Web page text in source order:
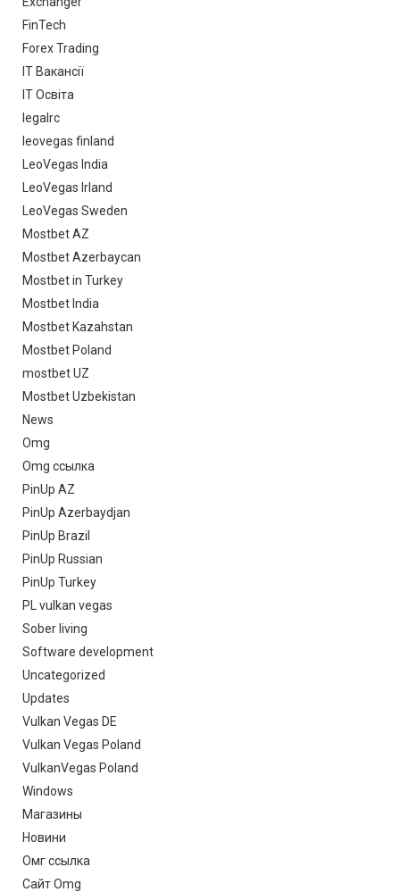
FinTech
Forex Trading
IT Вакансії
IT Освіта
legalrc
leovegas finland
LeoVegas India
LeoVegas Irland
LeoVegas Sweden
Mostbet AZ
Mostbet Azerbaycan
Mostbet in Turkey
Mostbet India
Mostbet Kazahstan
Mostbet Poland
mostbet UZ
Mostbet Uzbekistan
News
Omg
Omg ссылка
PinUp AZ
PinUp Azerbaydjan
PinUp Brazil
PinUp Russian
PinUp Turkey
PL vulkan vegas
Sober living
Software development
Uncategorized
Updates
Vulkan Vegas DE
Vulkan Vegas Poland
VulkanVegas Poland
Windows
Магазины
Новини
Омг ссылка
Сайт Omg